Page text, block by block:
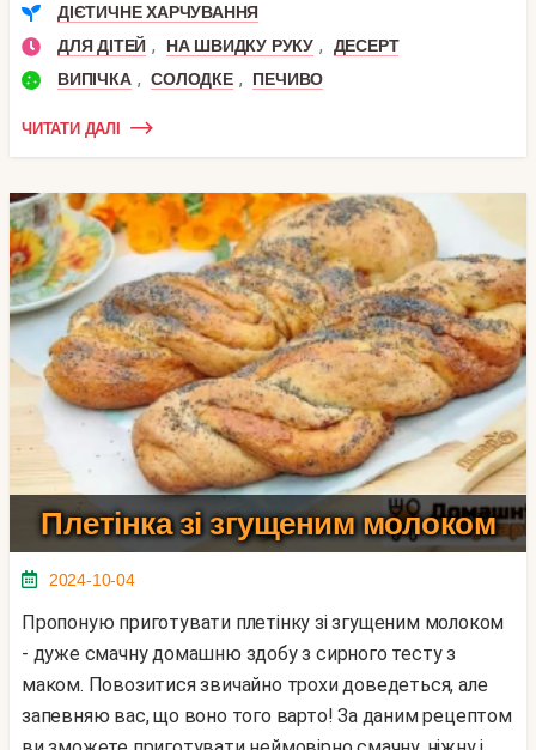
ДІЄТИЧНЕ ХАРЧУВАННЯ
ДЛЯ ДІТЕЙ , НА ШВИДКУ РУКУ ,
ДЕСЕРТ
ВИПІЧКА , СОЛОДКЕ , ПЕЧИВО
ЧИТАТИ ДАЛІ
Плетінка зі згущеним молоком
2024-10-04
Пропоную приготувати плетінку зі згущеним молоком
- дуже смачну домашню здобу з сирного тесту з
маком. Повозитися звичайно трохи доведеться, але
запевняю вас, що воно того варто! За даним рецептом